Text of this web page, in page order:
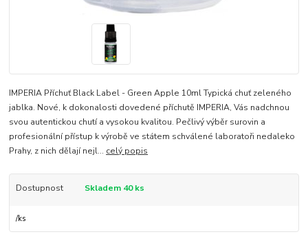
IMPERIA Příchuť Black Label - Green Apple 10ml Typická chuť zeleného
jablka. Nové, k dokonalosti dovedené příchutě IMPERIA, Vás nadchnou
svou autentickou chutí a vysokou kvalitou. Pečlivý výběr surovin a
profesionální přístup k výrobě ve státem schválené laboratoři nedaleko
Prahy, z nich dělají nejl... celý popis
Dostupnost Skladem 40 ks
/ks